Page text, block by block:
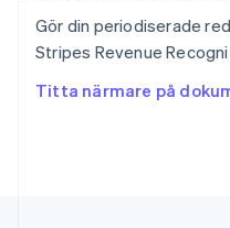
Gör din periodiserade
Stripes Revenue
Titta närmare på
Thailand
ไทย English
English